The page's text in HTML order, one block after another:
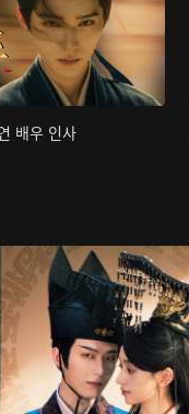
배우 인사